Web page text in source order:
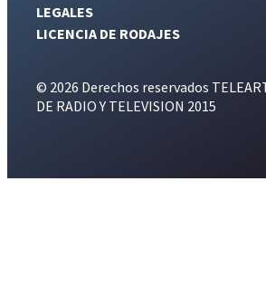
LEGALES
LICENCIA DE RODAJES
© 2026 Derechos reservados
DE RADIO Y TELEVISION 2015